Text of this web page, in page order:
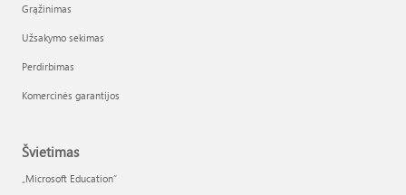
Grąžinimas
Užsakymo sekimas
Perdirbimas
Komercinės garantijos
Švietimas
„Microsoft Education“